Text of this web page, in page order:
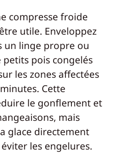
compresse froide
utile. Enveloppez
un linge propre ou
petits pois congelés
les zones affectées
Cette
le gonflement et
mais
glace directement
les engelures.